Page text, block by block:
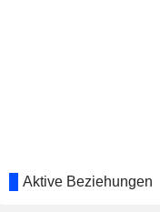
Aktive Beziehungen